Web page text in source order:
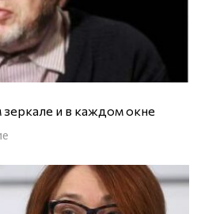
зеркале и в каждом окне